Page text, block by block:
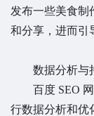
发布一些美食制
和分享，进而引
数据分析与持
百度 SEO 网
行数据分析和优